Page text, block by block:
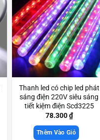
Thanh led có chip led phát
sáng điện 220V siêu sáng
tiết kiệm điện Scd3225
78.300₫
Thêm Vào Giỏ